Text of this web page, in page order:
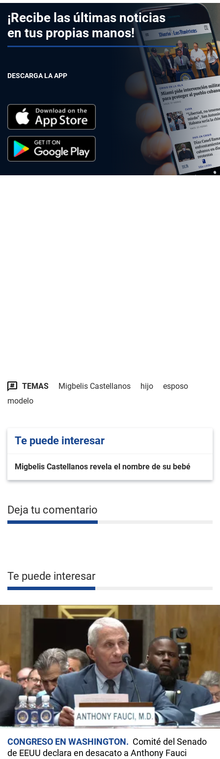
¡Recibe las últimas noticias
en tus propias manos!
DESCARGA LA APP
TEMAS Migbelis Castellanos hijo
esposo
modelo
Te puede interesar
Migbelis Castellanos revela el nombre de su bebé
Deja tu comentario
Te puede interesar
CONGRESO EN WASHINGTON
Comité del Senado
de EEUU declara en desacato a Anthony Fauci